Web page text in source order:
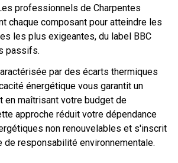
professionnels de Charpentes
chaque composant pour atteindre les
les plus exigeantes, du label BBC
passifs.
par des écarts thermiques
énergétique vous garantit un
en maîtrisant votre budget de
approche réduit votre dépendance
non renouvelables et s'inscrit
de responsabilité environnementale.